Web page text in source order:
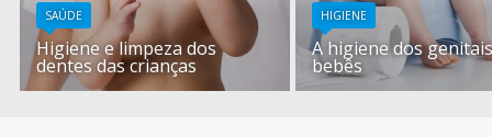
SAÚDE
Higiene e limpeza dos
dentes das crianças
HIGIENE
A higiene dos
bebês